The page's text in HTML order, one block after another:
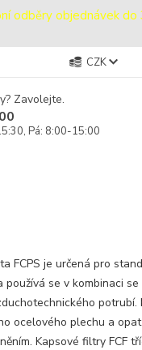
odběry objednávek
CZK
Zavolejte.
Pá: 8:00-15:00
FCPS je určená pro
používá se v kombinaci
potrubí.
ocelového plechu a
Kapsové filtry FCF